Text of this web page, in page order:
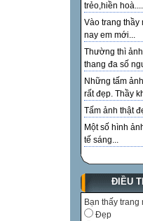
trẻo,hiền hoà....
Vào trang thầy
nay em mới...
Thường thì
thang đa số
Những tấm
rất đẹp. Thầy
Tấm ảnh thật
Một số hình
tế sáng...
ĐIỀU
Bạn thấy
Đẹp